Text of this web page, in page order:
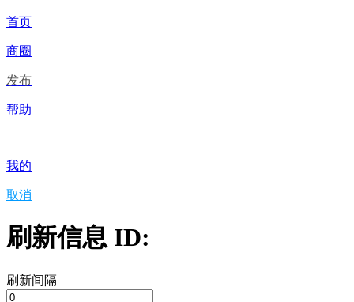
首页
商圈
发布
帮助
我的
取消
刷新信息 ID:
刷新间隔